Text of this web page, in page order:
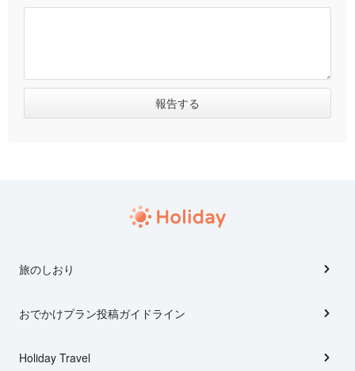
旅のしおり
おでかけプラン投稿ガイドライン
Holiday Travel